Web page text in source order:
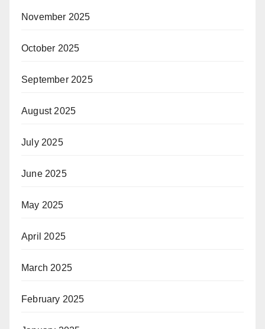
November 2025
October 2025
September 2025
August 2025
July 2025
June 2025
May 2025
April 2025
March 2025
February 2025